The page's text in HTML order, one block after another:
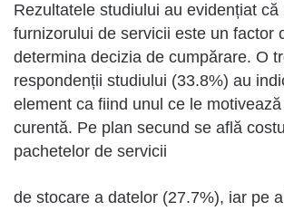
Rezultatele studiului au evidențiat că
furnizorului de servicii este un factor
determina decizia de cumpărare. O
respondenții studiului (33.8%) au
element ca fiind unul ce le
curentă. Pe plan secund se află
pachetelor de servicii
de stocare a datelor (27.7%), iar pe